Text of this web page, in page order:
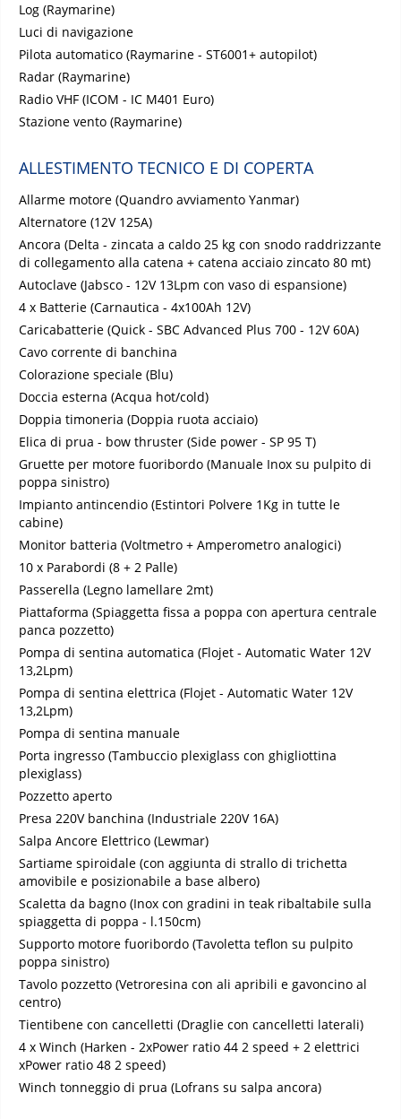
Log (Raymarine)
Luci di navigazione
Pilota automatico (Raymarine - ST6001+ autopilot)
Radar (Raymarine)
Radio VHF (ICOM - IC M401 Euro)
Stazione vento (Raymarine)
ALLESTIMENTO TECNICO E DI COPERTA
Allarme motore (Quandro avviamento Yanmar)
Alternatore (12V 125A)
Ancora (Delta - zincata a caldo 25 kg con snodo raddrizzante
di collegamento alla catena + catena acciaio zincato 80 mt)
Autoclave (Jabsco - 12V 13Lpm con vaso di espansione)
4 x Batterie (Carnautica - 4x100Ah 12V)
Caricabatterie (Quick - SBC Advanced Plus 700 - 12V 60A)
Cavo corrente di banchina
Colorazione speciale (Blu)
Doccia esterna (Acqua hot/cold)
Doppia timoneria (Doppia ruota acciaio)
Elica di prua - bow thruster (Side power - SP 95 T)
Gruette per motore fuoribordo (Manuale Inox su pulpito di
poppa sinistro)
Impianto antincendio (Estintori Polvere 1Kg in tutte le
cabine)
Monitor batteria (Voltmetro + Amperometro analogici)
10 x Parabordi (8 + 2 Palle)
Passerella (Legno lamellare 2mt)
Piattaforma (Spiaggetta fissa a poppa con apertura centrale
panca pozzetto)
Pompa di sentina automatica (Flojet - Automatic Water 12V
13,2Lpm)
Pompa di sentina elettrica (Flojet - Automatic Water 12V
13,2Lpm)
Pompa di sentina manuale
Porta ingresso (Tambuccio plexiglass con ghigliottina
plexiglass)
Pozzetto aperto
Presa 220V banchina (Industriale 220V 16A)
Salpa Ancore Elettrico (Lewmar)
Sartiame spiroidale (con aggiunta di strallo di trichetta
amovibile e posizionabile a base albero)
Scaletta da bagno (Inox con gradini in teak ribaltabile sulla
spiaggetta di poppa - l.150cm)
Supporto motore fuoribordo (Tavoletta teflon su pulpito
poppa sinistro)
Tavolo pozzetto (Vetroresina con ali apribili e gavoncino al
centro)
Tientibene con cancelletti (Draglie con cancelletti laterali)
4 x Winch (Harken - 2xPower ratio 44 2 speed + 2 elettrici
xPower ratio 48 2 speed)
Winch tonneggio di prua (Lofrans su salpa ancora)